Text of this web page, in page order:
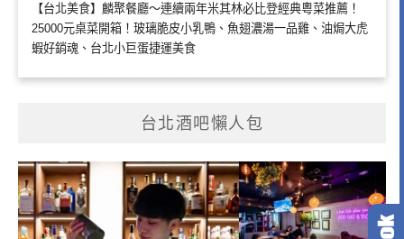
【台北美食】麟聚餐廳～連續兩年米其林必比登經典粵菜推薦！
25000元桌菜開箱！玻璃脆皮小乳鴨、魚翅濃湯一品雞、油焗大虎
蝦好銷魂、台北小巨蛋捷運美食
台北酒吧懶人包